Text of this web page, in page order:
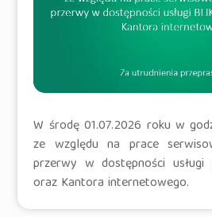
W środę 01.07.2026 roku w
ze względu na prace
przerwy w dostępności usługi
oraz Kantora internetowego.